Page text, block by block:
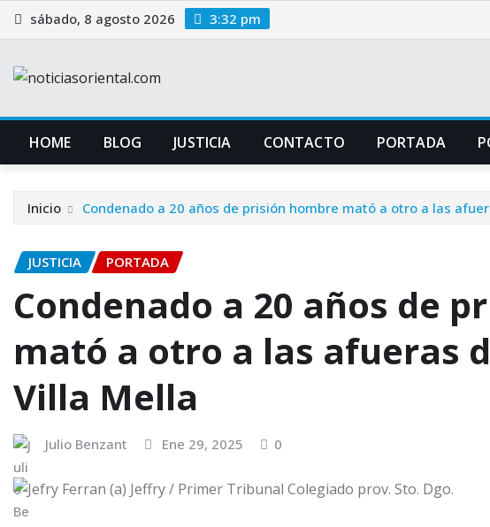
Saltar
al
sábado, 8 agosto 2026 3:32 pm
HOME BLOG JUSTICIA CONTACTO PORTADA
Inicio Condenado a 20 años de prisión hombre mató a otro a las
JUSTICIA PORTADA
Condenado a 20 años de
mató a otro a las afueras
Villa Mella
Julio Benzant Ene 29, 2025 0